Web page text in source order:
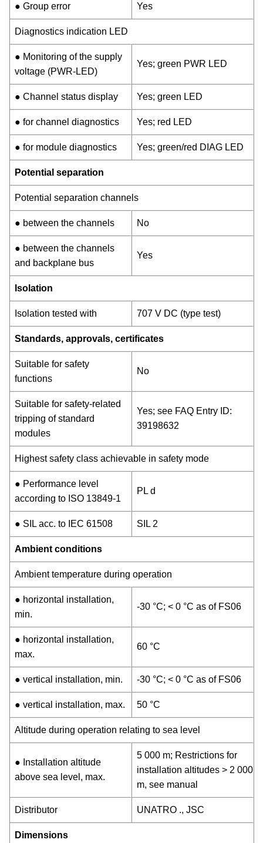
● Group error Yes
Diagnostics indication LED
● Monitoring of the supply
voltage (PWR-LED)
Yes; green PWR LED
● Channel status display Yes; green LED
● for channel diagnostics Yes; red LED
● for module diagnostics Yes; green/red DIAG LED
Potential separation
Potential separation channels
● between the channels No
● between the channels
and backplane bus
Yes
Isolation
Isolation tested with 707 V DC (type test)
Standards, approvals, certificates
Suitable for safety
functions
No
Suitable for safety-related
tripping of standard
modules
Yes; see FAQ Entry ID:
39198632
Highest safety class achievable in safety mode
● Performance level
according to ISO 13849-1
PL d
● SIL acc. to IEC 61508 SIL 2
Ambient conditions
Ambient temperature during operation
● horizontal installation,
min.
-30 °C; < 0 °C as of FS06
● horizontal installation,
max.
60 °C
● vertical installation, min. -30 °C; < 0 °C as of FS06
● vertical installation, max. 50 °C
Altitude during operation relating to sea level
● Installation altitude
above sea level, max.
5 000 m; Restrictions for
installation altitudes > 2 000
m, see manual
Distributor UNATRO ., JSC
Dimensions